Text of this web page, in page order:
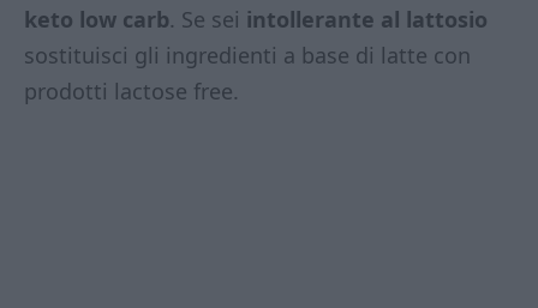
keto low carb. Se sei intollerante al lattosio
sostituisci gli ingredienti a base di latte con
prodotti lactose free.